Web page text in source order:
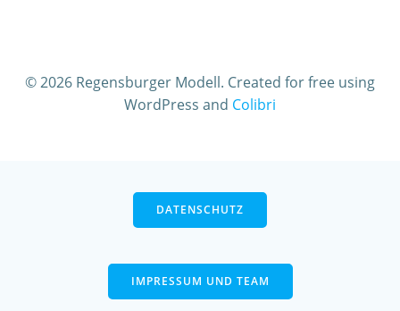
© 2026 Regensburger Modell. Created for free using
WordPress and Colibri
DATENSCHUTZ
IMPRESSUM UND TEAM